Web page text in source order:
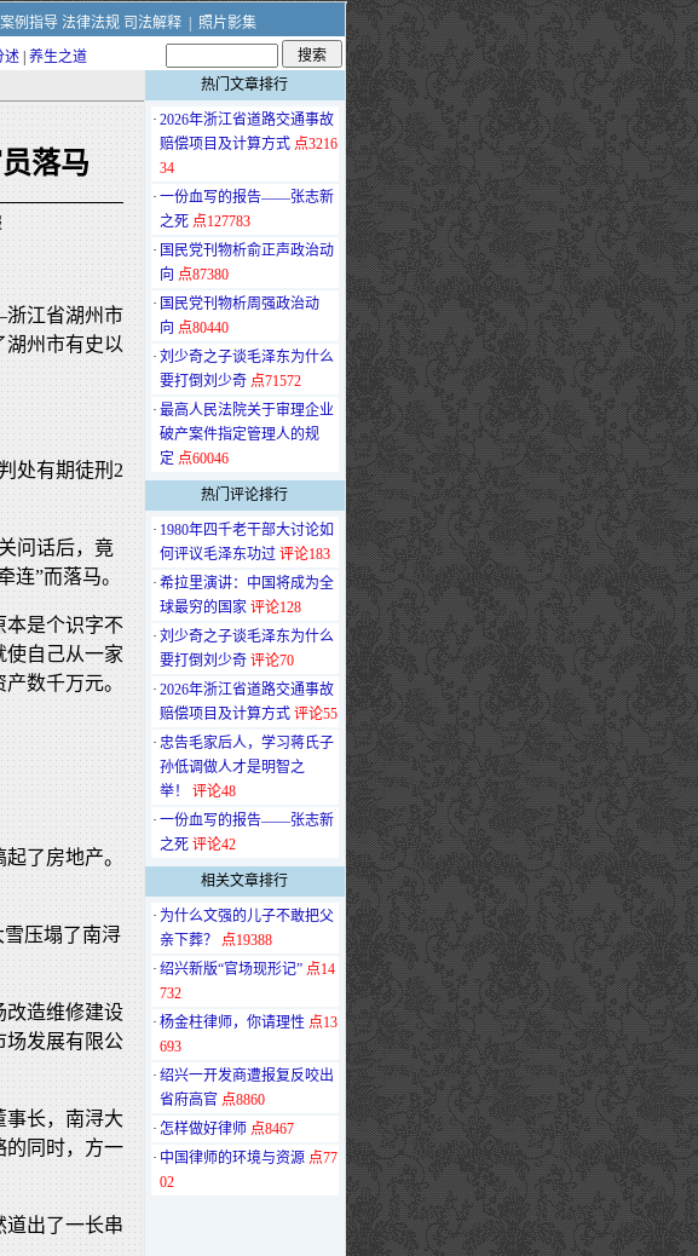
案例指导 法律法规 司法解释|
照片影集
述 养生之道
落马
江省湖州市
湖州市有史以
处有期徒刑2
问话后，竟
连”而落马。
本是个识字不
使自己从一家
产数千万元。
了房地产。
雪压塌了南浔
改造维修建设
场发展有限公
事长，南浔大
的同时，方一
道出了一长串
热门文章排行
· 2026年浙江省道路交通事故
赔偿项目及计算方式 点3216
34
· 一份血写的报告——张志新
之死 点127783
· 国民党刊物析俞正声政治动
向 点87380
· 国民党刊物析周强政治动
向 点80440
· 刘少奇之子谈毛泽东为什么
要打倒刘少奇 点71572
· 最高人民法院关于审理企业
破产案件指定管理人的规
定 点60046
热门评论排行
· 1980年四千老干部大讨论如
何评议毛泽东功过 评论183
· 希拉里演讲：中国将成为全
球最穷的国家 评论128
· 刘少奇之子谈毛泽东为什么
要打倒刘少奇 评论70
· 2026年浙江省道路交通事故
赔偿项目及计算方式 评论55
· 忠告毛家后人，学习蒋氏子
孙低调做人才是明智之
举！
评论48
· 一份血写的报告——张志新
之死 评论42
相关文章排行
· 为什么文强的儿子不敢把父
亲下葬？
点19388
· 绍兴新版“官场现形记” 点14
732
· 杨金柱律师，你请理性 点13
693
· 绍兴一开发商遭报复反咬出
省府高官 点8860
· 怎样做好律师 点8467
· 中国律师的环境与资源 点77
02